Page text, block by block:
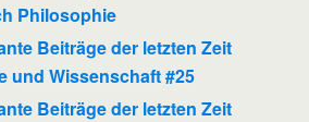
Philosophie
Beiträge der letzten Zeit
und Wissenschaft #25
Beiträge der letzten Zeit